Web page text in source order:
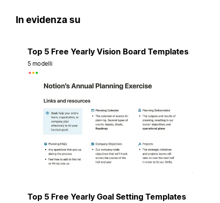
In evidenza su
Top 5 Free Yearly Vision Board Templates
5 modelli
Top 5 Free Yearly Goal Setting Templates